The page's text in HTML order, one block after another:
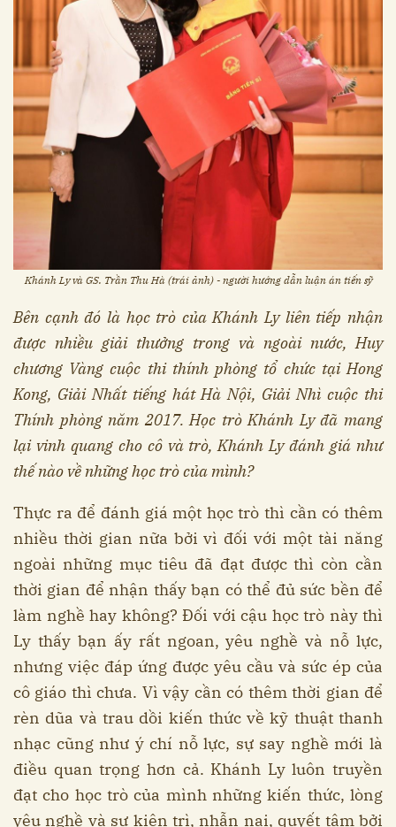
Khánh Ly và GS. Trần Thu Hà (trái ảnh) - người hướng dẫn luận án tiến sỹ
Bên cạnh đó là học trò của Khánh Ly liên tiếp nhận
được nhiều giải thưởng trong và ngoài nước, Huy
chương Vàng cuộc thi thính phòng tổ chức tại Hong
Kong, Giải Nhất tiếng hát Hà Nội, Giải Nhì cuộc thi
Thính phòngnăm 2017. Học trò Khánh Ly đã mang
lại vinh quang cho cô và trò, Khánh Ly đánh giá như
thế nào về những học trò của mình?
Thực ra để đánh giá một học trò thì cần có thêm
nhiều thời gian nữa bởi vì đối với một tài năng
ngoài những mục tiêu đã đạt được thì còn cần
thời gian để nhận thấy bạn có thể đủ sức bền để
làm nghề hay không? Đối với cậu học trò này thì
Ly thấy bạn ấy rất ngoan, yêu nghề và nỗ lực,
nhưng việc đáp ứng được yêu cầu và sức ép của
cô giáo thì chưa. Vì vậy cần có thêm thời gian để
rèn dũa và trau dồi kiến thức về kỹ thuật thanh
nhạc cũng như ý chí nỗ lực, sự say nghề mới là
điều quan trọng hơn cả. Khánh Ly luôn truyền
đạt cho học trò của mình những kiến thức, lòng
yêu nghề và sự kiên trì, nhẫn nại, quyết tâm bởi